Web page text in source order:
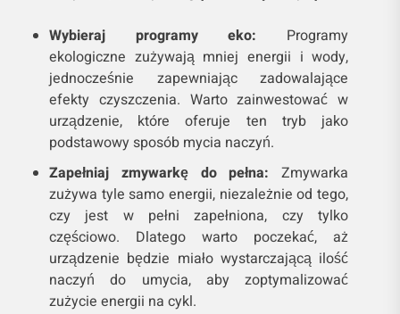
Wybieraj programy eko: Programy
ekologiczne zużywają mniej energii i wody,
jednocześnie zapewniając zadowalające
efekty czyszczenia. Warto zainwestować w
urządzenie, które oferuje ten tryb jako
podstawowy sposób mycia naczyń.
Zapełniaj zmywarkę do pełna: Zmywarka
zużywa tyle samo energii, niezależnie od tego,
czy jest w pełni zapełniona, czy tylko
częściowo. Dlatego warto poczekać, aż
urządzenie będzie miało wystarczającą ilość
naczyń do umycia, aby zoptymalizować
zużycie energii na cykl.